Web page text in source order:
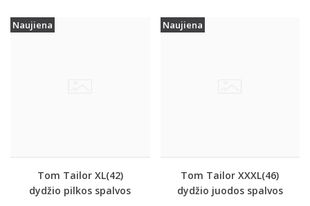
Naujiena
Tom Tailor XL(42)
dydžio pilkos spalvos
Naujiena
Tom Tailor XXXL(46)
dydžio juodos spalvos